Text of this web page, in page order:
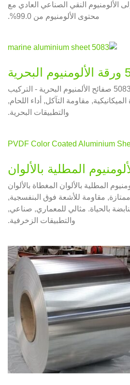
الألومنيوم النقي الصناعي العادي مع
محتوى الألومنيوم من 99.0%.
دليل متعمق ل 5083 صفائح الألمنيوم البحرية - التركيب
الميكانيكية, مقاومة التآكل, أداء اللحام,
والتطبيقات البحرية.
المطلية بالألوان المغطاة بالألوان
ممتازة, مقاومة للأشعة فوق البنفسجية,
بالحياة. مثالي للمعماري, صناعي,
والتطبيقات الزخرفية.